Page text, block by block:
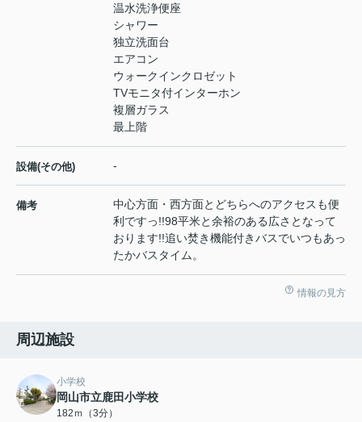
温水洗浄便座
シャワー
独立洗面台
エアコン
ウォークインクロゼット
TVモニタ付インターホン
複層ガラス
最上階
設備(その他) -
備考
中心方面・西方面とどちらへのアクセスも便
利ですっ!!98平米と余裕のある広さとなって
おります!!追い焚き機能付きバスでいつもあっ
たかバスタイム。
情報の見方
周辺施設
小学校
岡山市立鹿田小学校
182ｍ（3分）